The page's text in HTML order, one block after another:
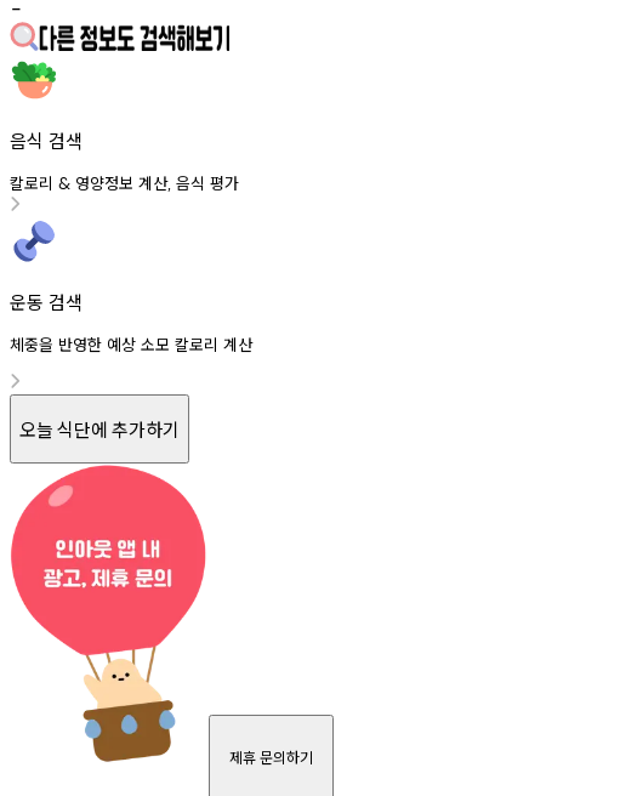
-
음식 검색
칼로리 & 영양정보 계산, 음식 평가
운동 검색
체중을 반영한 예상 소모 칼로리 계산
오늘 식단에 추가하기
제휴 문의하기